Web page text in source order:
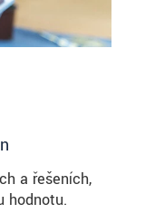
a řešeních,
hodnotu.